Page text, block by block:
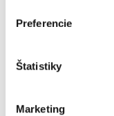
Preferencie
Štatistiky
Marketing